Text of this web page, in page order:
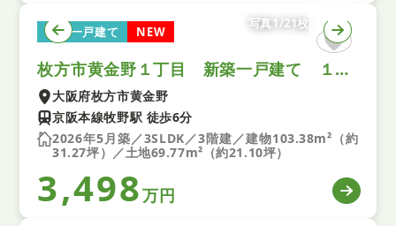
新築一戸建て NEW
写真1/21枚
枚方市黄金野１丁目 新築一戸建て １期 全１区画
大阪府枚方市黄金野
京阪本線牧野駅 徒歩6分
2026年5月築／3SLDK／3階建／建物103.38m²（約
31.27坪）／土地69.77m²（約21.10坪）
3,498万円